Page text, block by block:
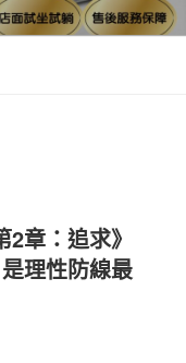
章：追求》
理性防線最